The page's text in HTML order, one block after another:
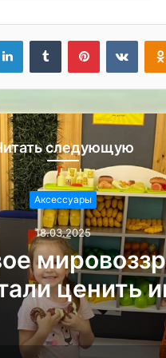
LinkedInTumblr Pinterest
следующую
Аксессуары
18.03.2025
ценить